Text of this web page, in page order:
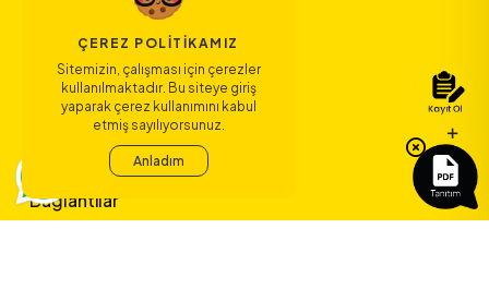
Bize Ulaşın
Bağlantılar
ÇEREZ POLITIKAMIZ
Sitemizin, çalışması için çerezler
kullanılmaktadır. Bu siteye giriş
yaparak çerez kullanımını kabul
etmiş sayılıyorsunuz.
Anladım